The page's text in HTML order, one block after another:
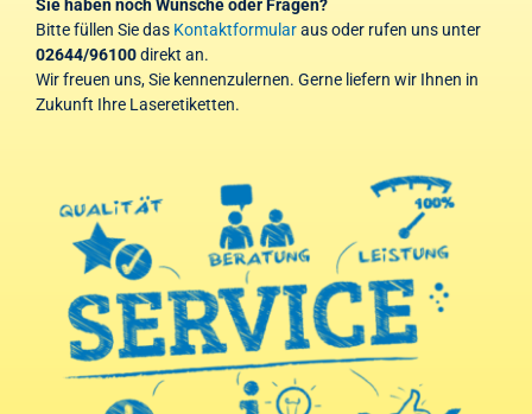
Sie haben noch Wünsche oder Fragen?
Bitte füllen Sie das Kontaktformularaus oder rufen uns unter
02644/96100direkt an.
Wir freuen uns, Sie kennenzulernen. Gerne liefern wir Ihnen in
Zukunft Ihre Laseretiketten.